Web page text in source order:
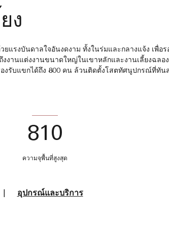
ง
แรงบันดาลใจอันงดงาม ทั้งในร่มและกลางแจ้ง เพื่อร
งานแต่งงานขนาดใหญ่ในเขาหลักและงานเลี้ยงฉลอ
งรับแขกได้ถึง 800 คน ล้วนติดตั้งโสตทัศนูปกรณ์ที่ทัน
810
ความจุพื้นที่สูงสุด
อุปกรณ์และบริการ